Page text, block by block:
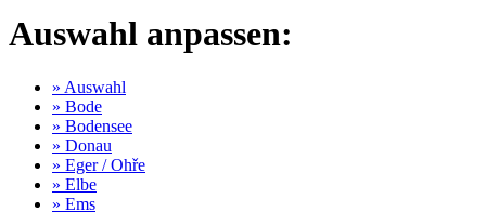
Auswahl anpassen:
» Auswahl
» Bode
» Bodensee
» Donau
» Eger / Ohře
» Elbe
» Ems